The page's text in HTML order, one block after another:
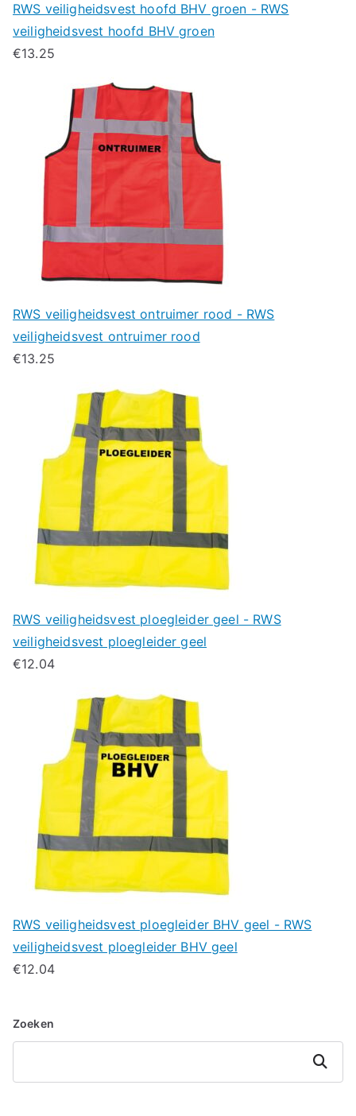
RWS veiligheidsvest hoofd BHV groen - RWS
veiligheidsvest hoofd BHV groen
€13.25
RWS veiligheidsvest ontruimer rood - RWS
veiligheidsvest ontruimer rood
€13.25
RWS veiligheidsvest ploegleider geel - RWS
veiligheidsvest ploegleider geel
€12.04
RWS veiligheidsvest ploegleider BHV geel - RWS
veiligheidsvest ploegleider BHV geel
€12.04
Zoeken
Zoeken